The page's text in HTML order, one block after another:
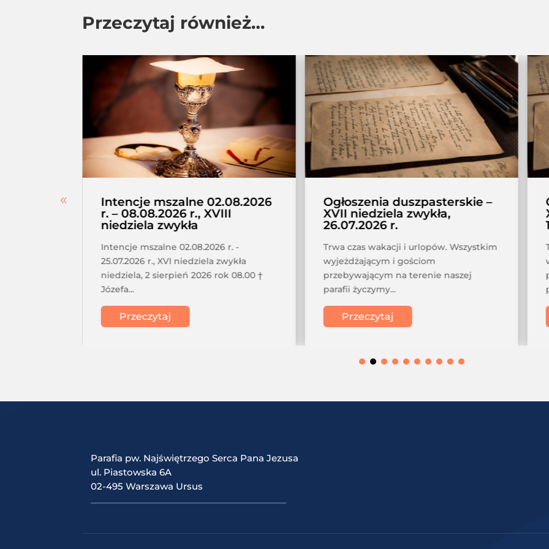
Przeczytaj również…
Intencje mszalne 02.08.2026
r. – 08.08.2026 r., XVIII
niedziela zwykła
Intencje mszalne 02.08.2026 r. -
25.07.2026 r., XVI niedziela zwykła
niedziela, 2 sierpień 2026 rok 08.00 †
Józefa...
Przeczytaj
Ogłoszenia duszpasterskie –
XVII niedziela zwykła,
26.07.2026 r.
Trwa czas wakacji i urlopów. Wszystkim
wyjeżdżającym i gościom
przebywającym na terenie naszej
parafii życzymy...
Przeczytaj
Parafia pw. Najświętrzego Serca Pana Jezusa
ul. Piastowska 6A
02-495 Warszawa Ursus